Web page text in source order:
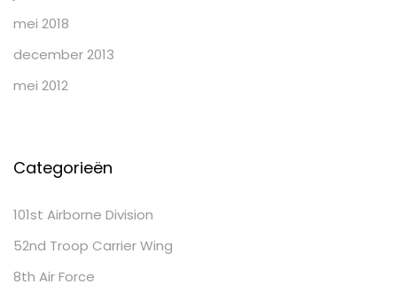
mei 2018
december 2013
mei 2012
Categorieën
101st Airborne Division
52nd Troop Carrier Wing
8th Air Force